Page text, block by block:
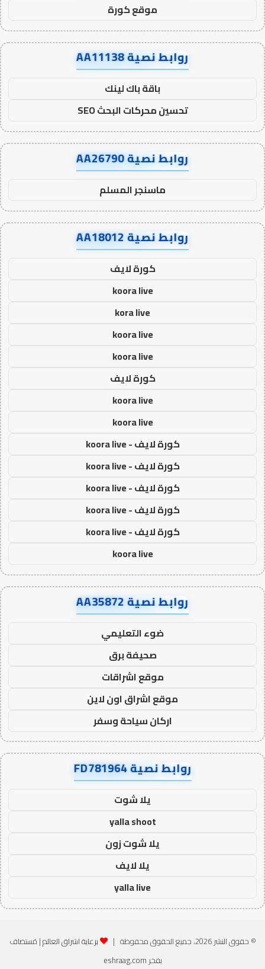
موقع كورة
روابط نصية AA11138
باقة باك لينك
تحسين محركات البحث SEO
روابط نصية AA26790
ماسنجر المسلم
روابط نصية AA18012
كورة لايف
koora live
kora live
koora live
koora live
كورة لايف
koora live
koora live
كورة لايف - koora live
كورة لايف - koora live
كورة لايف - koora live
كورة لايف - koora live
كورة لايف - koora live
koora live
روابط نصية AA35872
ضوء التعليمي
صحيفة برق
موقع اشراقات
موقع اشراق اون لاين
اركان سياحة وسفر
روابط نصية FD781964
يلا شوت
yalla shoot
يلا شوت زون
يلا لايف
yalla live
© حقوق النشر 2026، جميع الحقوق محفوظة | برعاية اشراق العالم| مُستضاف
بفخر eshraag.com